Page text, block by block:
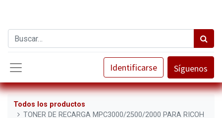
Identificarse Síguenos
Todos los productos
TONER DE RECARGA MPC3000/2500/2000 PARA RICOH